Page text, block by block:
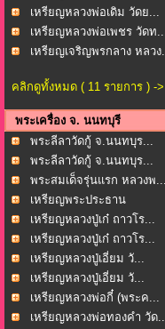
เหรียญหลวงพ่อเดิม วัดย...
เหรียญหลวงพ่อเพชร วัดท
เหรียญเจริญพรกลาง หลวง
คลิกดูทั้งหมด ( 11 รายการ ) ->
พระเครื่อง จ. นนทบุรี
พระลีลาวัดกู้ จ.นนทบุร...
พระลีลาวัดกู้ จ.นนทบุร...
พระสมเด็จรุ่นแรก หลวงพ...
เหรียญพระประธาน
พระพุทธ...
เหรียญหลวงปู่เก๋ ถาวโร...
เหรียญหลวงปู่เก๋ ถาวโร...
เหรียญหลวงปู่เอี่ยม วั...
เหรียญหลวงปู่เอี่ยม วั...
เหรียญหลวงพ่อกี๋ (พระค...
เหรียญหลวงพ่อทองคำ วัด